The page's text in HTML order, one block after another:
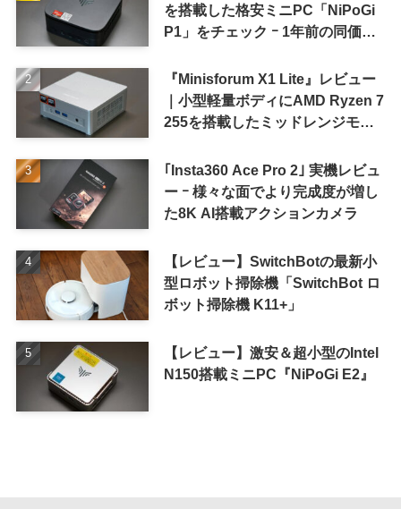
を搭載した格安ミニPC「NiPoGi
P1」をチェック ｰ 1年前の同価格
『Minisforum X1 Lite』レビュー
｜小型軽量ボディにAMD Ryzen 7
255を搭載したミッドレンジモデ
｢Insta360 Ace Pro 2｣ 実機レビュ
ー ｰ 様々な面でより完成度が増し
た8K AI搭載アクションカメラ
【レビュー】SwitchBotの最新小
型ロボット掃除機「SwitchBot ロ
ボット掃除機 K11+」
【レビュー】激安＆超小型のIntel
N150搭載ミニPC『NiPoGi E2』